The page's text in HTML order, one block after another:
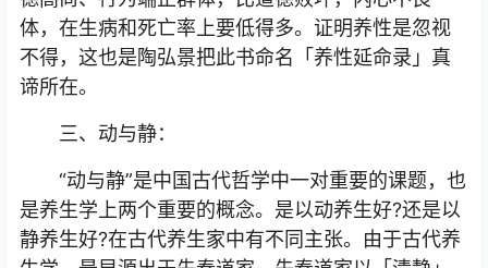
体，在生病和死亡率上要低得多。证明养性是忽视
不得，这也是陶弘景把此书命名「养性延命录」真
谛所在。
三、动与静：
“动与静”是中国古代哲学中一对重要的课题，也
是养生学上两个重要的概念。是以动养生好?还是以
静养生好?在古代养生家中有不同主张。由于古代养